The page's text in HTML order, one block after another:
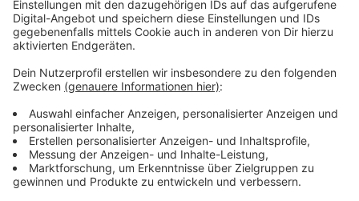
Trinkwasserleitungen auf der Uerdinger
Straße
Anzeige
Zusätzlich tauschen die Stadtwerke Krefeld auf der
Uerdinger Straße die Trinkwasserleitungen und
Hausanschlüsse aus. Die Arbeiten betreffen den
Bereich zwischen der Sollbrüggenstraße und der